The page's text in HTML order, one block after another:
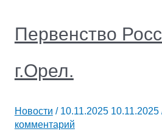
Первенство
г.Орел.
Новости / 10.11.202510.11.2025
комментарий